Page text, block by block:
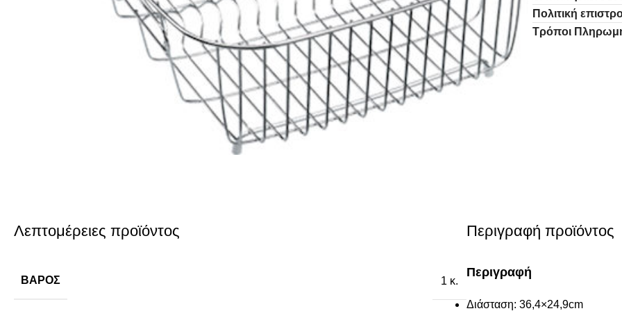
Πολιτική
Τρόποι
Λεπτομέρειες προϊόντος
ΒΆΡΟΣ 1 κ.
Περιγραφή προϊόντος
Περιγραφή
Διάσταση: 36,4×24,9cm